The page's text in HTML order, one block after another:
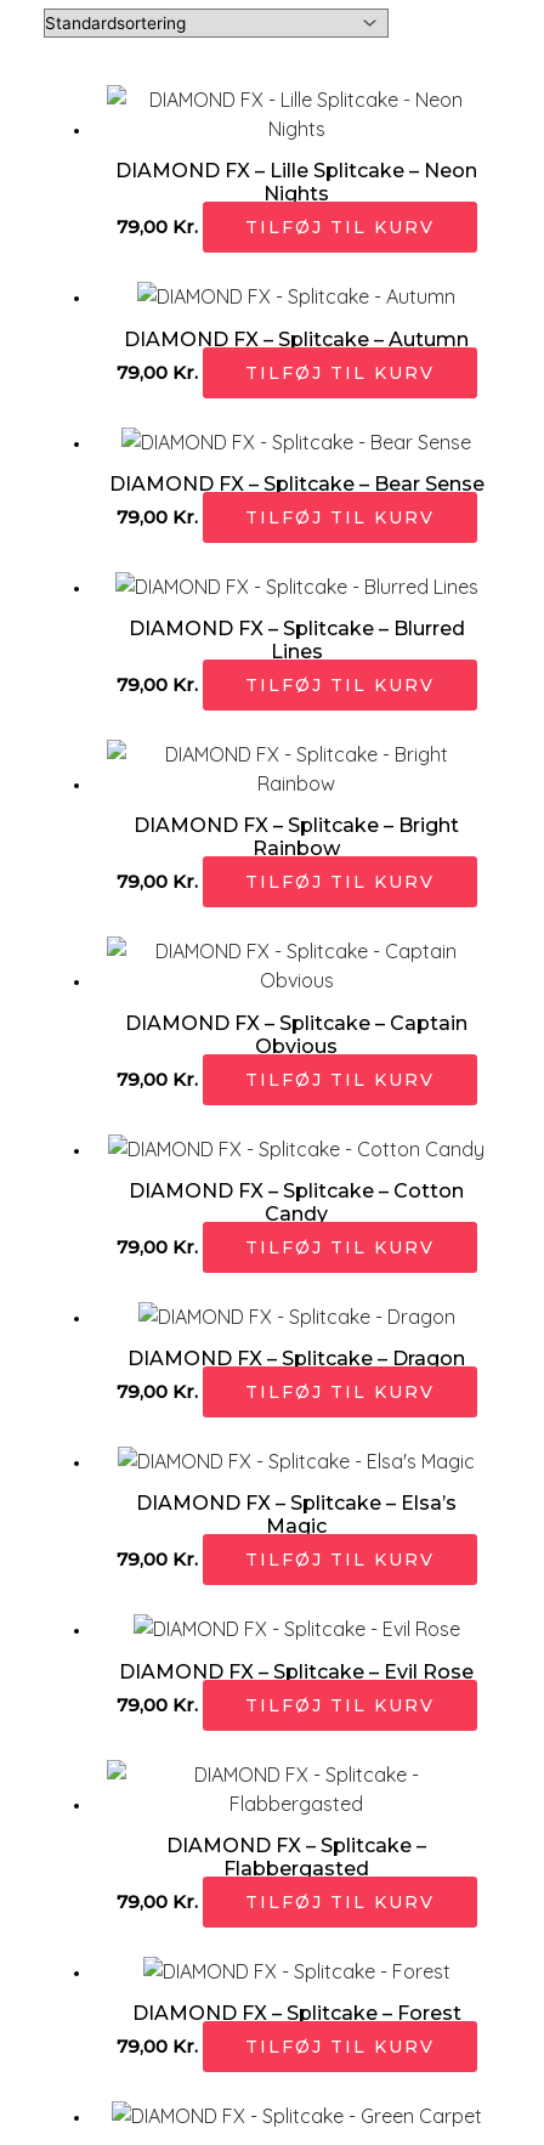
DIAMOND FX – Lille Splitcake – Neon
Nights
79,00 Kr. TILFØJ TIL KURV
DIAMOND FX – Splitcake – Autumn
79,00 Kr. TILFØJ TIL KURV
DIAMOND FX – Splitcake – Bear Sense
79,00 Kr. TILFØJ TIL KURV
DIAMOND FX – Splitcake – Blurred
Lines
79,00 Kr. TILFØJ TIL KURV
DIAMOND FX – Splitcake – Bright
Rainbow
79,00 Kr. TILFØJ TIL KURV
DIAMOND FX – Splitcake – Captain
Obvious
79,00 Kr. TILFØJ TIL KURV
DIAMOND FX – Splitcake – Cotton
Candy
79,00 Kr. TILFØJ TIL KURV
DIAMOND FX – Splitcake – Dragon
79,00 Kr. TILFØJ TIL KURV
DIAMOND FX – Splitcake – Elsa’s
Magic
79,00 Kr. TILFØJ TIL KURV
DIAMOND FX – Splitcake – Evil Rose
79,00 Kr. TILFØJ TIL KURV
DIAMOND FX – Splitcake –
Flabbergasted
79,00 Kr. TILFØJ TIL KURV
DIAMOND FX – Splitcake – Forest
79,00 Kr. TILFØJ TIL KURV